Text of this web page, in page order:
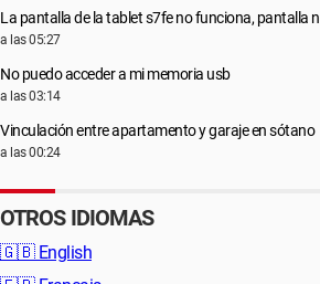
La pantalla de la tablet s7fe no funciona, pantalla
a las 05:27
No puedo acceder a mi memoria usb
a las 03:14
Vinculación entre apartamento y garaje en sótano
a las 00:24
OTROS IDIOMAS
🇬🇧 English